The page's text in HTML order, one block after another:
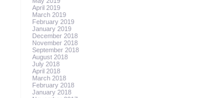
April 2019
March 2019
February 2019
January 2019
December 2018
November 2018
September 2018
August 2018
July 2018
April 2018
March 2018
February 2018
January 2018